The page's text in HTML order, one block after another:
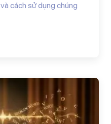
cách sử dụng chúng